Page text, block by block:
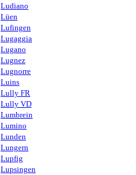
Ludiano
Lüen
Lufingen
Lugaggia
Lugano
Lugnez
Lugnorre
Luins
Lully FR
Lully VD
Lumbrein
Lumino
Lunden
Lungern
Lupfig
Lupsingen